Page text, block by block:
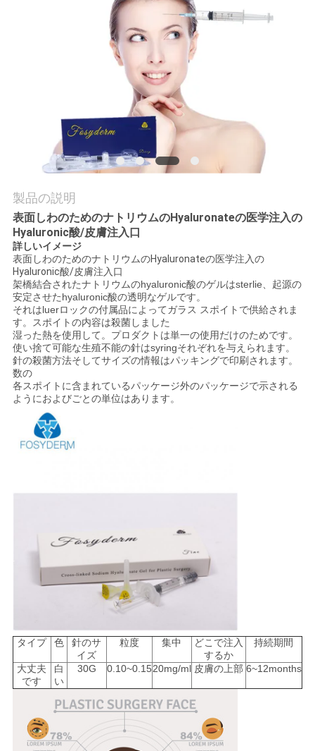
さ
い
ニ
ュ
ー
ス
引
て
く
だ
製品の説明
表面しわのためのナトリウムのHyaluronateの医学注入の
Hyaluronic酸/皮膚注入口
詳しいイメージ
表面しわのためのナトリウムのHyaluronateの医学注入の
Hyaluronic酸/皮膚注入口
架橋結合されたナトリウムのhyaluronic酸のゲルはsterlie、起源の
安定させたhyaluronic酸の透明なゲルです。
それはluerロックの付属品によってガラス スポイトで供給されま
す。スポイトの内容は殺菌しました
湿った熱を使用して。プロダクトは単一の使用だけのためです。
使い捨て可能な生殖不能の針はsyringそれぞれを与えられます。
針の殺菌方法そしてサイズの情報はパッキングで印刷されます。
数の
各スポイトに含まれているパッケージ外のパッケージで示される
ようにおよびごとの単位はあります。
タイプ 色
針のサ
イズ
粒度 集中
どこで注入
するか
持続期間
大丈夫
です
白
い
30G 0.10~0.1520mg/ml 皮膚の上部 6~12months